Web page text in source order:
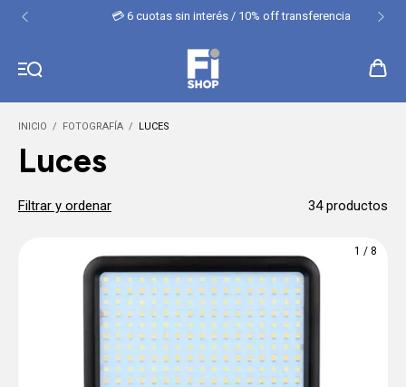
💳 6 cuotas sin interés / 10% off transferencia
INICIO / FOTOGRAFÍA / LUCES
Luces
Filtrar y ordenar 34 productos
1 / 8